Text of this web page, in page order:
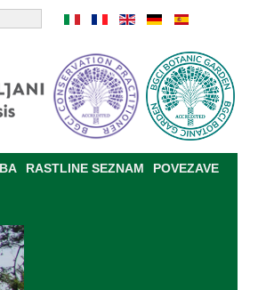
RASTLINE SEZNAM
POVEZAVE